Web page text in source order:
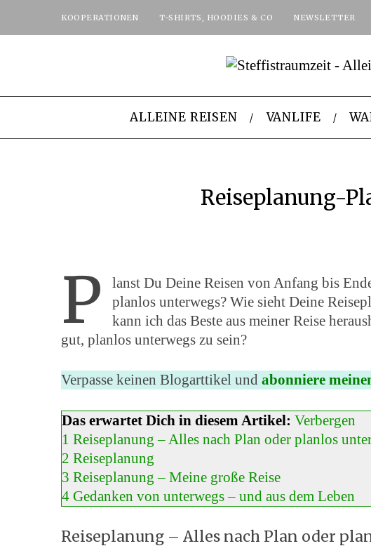
KOOPERATIONEN T-SHIRTS, HOODIES & CO NEWSLETTER
ALLEINE REISEN VANLIFE
Reiseplanung-
P
lanst Du Deine Reisen von Anfang bis
planlos unterwegs? Wie sieht Deine
kann ich das Beste aus meiner Reise
gut, planlos unterwegs zu sein?
Verpasse keinen Blogarttikel und abonniere
Das erwartet Dich in diesem Artikel: Verbergen
1 Reiseplanung – Alles nach Plan oder planlos
2 Reiseplanung
3 Reiseplanung – Meine große Reise
4 Gedanken von unterwegs – und aus dem Leben
Reiseplanung – Alles nach Plan oder